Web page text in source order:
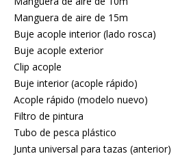
Manguera de aire de 15m
Buje acople interior (lado rosca)
Buje acople exterior
Clip acople
Buje interior (acople rápido)
Acople rápido (modelo nuevo)
Filtro de pintura
Tubo de pesca plástico
Junta universal para tazas (anterior)